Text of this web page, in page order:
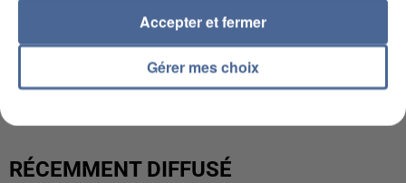
L’UN DES FONDATEURS SUPPOSÉS DE LA DZ
MAFIA INTERPELLÉ EN ALGÉRIE
RÉCEMMENT DIFFUSÉ
Gérer mes choix
Accepter et fermer